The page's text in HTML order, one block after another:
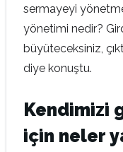
sermayeyi
yönetimi nedir?
büyüteceksiniz,
diye konuştu.
Kendimizi
için neler